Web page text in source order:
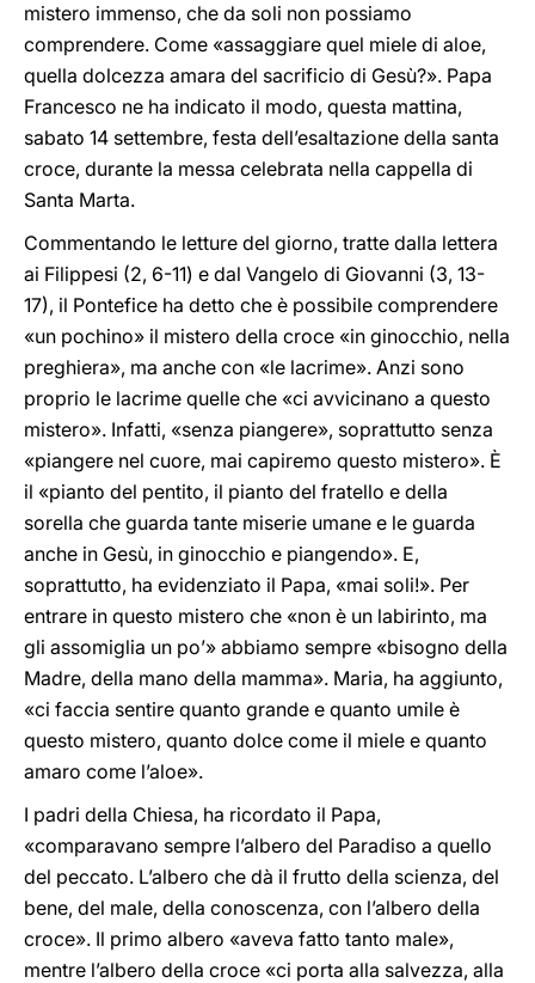
mistero immenso, che da soli non possiamo
comprendere. Come «assaggiare quel miele di aloe,
quella dolcezza amara del sacrificio di Gesù?». Papa
Francesco ne ha indicato il modo, questa mattina,
sabato 14 settembre, festa dell’esaltazione della santa
croce, durante la messa celebrata nella cappella di
Santa Marta.
Commentando le letture del giorno, tratte dalla lettera
ai Filippesi (2, 6-11) e dal Vangelo di Giovanni (3, 13-
17), il Pontefice ha detto che è possibile comprendere
«un pochino» il mistero della croce «in ginocchio, nella
preghiera», ma anche con «le lacrime». Anzi sono
proprio le lacrime quelle che «ci avvicinano a questo
mistero». Infatti, «senza piangere», soprattutto senza
«piangere nel cuore, mai capiremo questo mistero». È
il «pianto del pentito, il pianto del fratello e della
sorella che guarda tante miserie umane e le guarda
anche in Gesù, in ginocchio e piangendo». E,
soprattutto, ha evidenziato il Papa, «mai soli!». Per
entrare in questo mistero che «non è un labirinto, ma
gli assomiglia un po’» abbiamo sempre «bisogno della
Madre, della mano della mamma». Maria, ha aggiunto,
«ci faccia sentire quanto grande e quanto umile è
questo mistero, quanto dolce come il miele e quanto
amaro come l’aloe».
I padri della Chiesa, ha ricordato il Papa,
«comparavano sempre l’albero del Paradiso a quello
del peccato. L’albero che dà il frutto della scienza, del
bene, del male, della conoscenza, con l’albero della
croce». Il primo albero «aveva fatto tanto male»,
mentre l’albero della croce «ci porta alla salvezza, alla